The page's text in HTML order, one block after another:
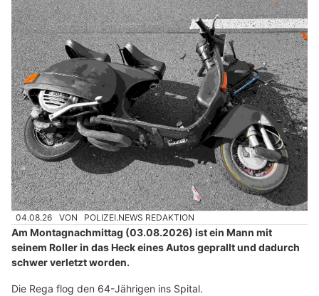
04.08.26 VON POLIZEI.NEWS REDAKTION
Am Montagnachmittag (03.08.2026) ist ein Mann mit
seinem Roller in das Heck eines Autos geprallt und dadurch
schwer verletzt worden.
Die Rega flog den 64-Jährigen ins Spital.